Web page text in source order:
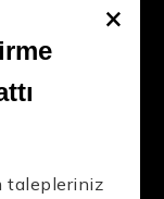
daha
×
talepleriniz